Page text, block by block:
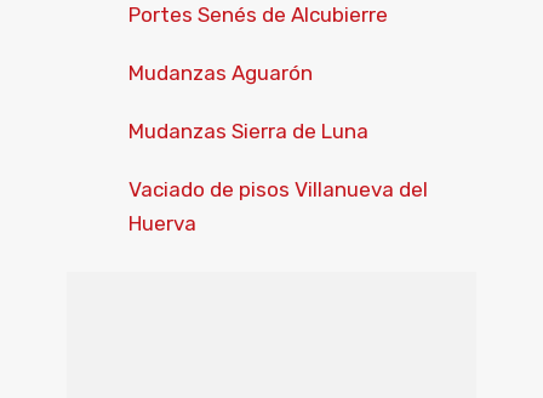
Portes Senés de Alcubierre
Mudanzas Aguarón
Mudanzas Sierra de Luna
Vaciado de pisos Villanueva del
Huerva